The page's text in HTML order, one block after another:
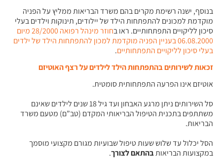
בנוסף, ישנה רשימת מקרים בהם משרד הבריאות ממליץ על הפניה
מוקדמת למכונים להתפתחות הילד של יילודים, תינוקות וילדים בעלי
סיכון לליקויים התפתחותיים. ראו ב
חוזר מינהל רפואה 28/2000 מיום
06.08.2000 בעניין הפניה מוקדמת למכון להתפתחות הילד של ילדים
בעלי סיכון לליקויים התפתחותיים.
זכאות לשירותים בהתפתחות הילד לילדים על רצף האוטיזם
אוטיזם אינו הפרעה התפתחותית סומטית.
סל השירותים ניתן מרגע האבחון ועד גיל 18 שנים לילדים שאינם
משתתפים בתכנית הטיפול הבריאותי המקדם (טב”ם) מטעם משרד
הבריאות.
הסל יכלול עד שלוש שעות טיפול שבועיות מגורם מקצועי מוסמך
במקצועות הבריאותבהתאם לצורך.